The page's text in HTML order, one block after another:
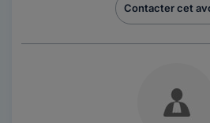
Contacter cet